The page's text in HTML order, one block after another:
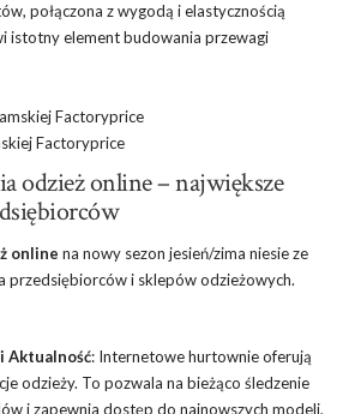
połączona z wygodą i elastycznością
istotny element budowania przewagi
Factoryprice
odzież online – największe
online na nowy sezon jesień/zima niesie ze
przedsiębiorców i sklepów odzieżowych.
Aktualność: Internetowe hurtownie oferują
odzieży. To pozwala na bieżąco śledzenie
i zapewnia dostęp do najnowszych modeli,